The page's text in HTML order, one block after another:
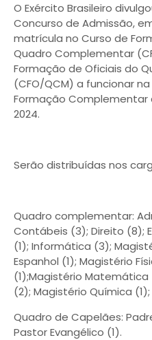
O Exército Brasileiro
Concurso de Admissão,
matrícula no Curso de
Quadro Complementar
Formação de Oficiais do
(CFO/QCM) a funcionar
Formação Complementar
2024.
Serão distribuídas nos
Quadro complementar:
Contábeis (3); Direito (8);
(1); Informática (3);
Espanhol (1); Magistério
(1);Magistério
(2); Magistério Química
Quadro de Capelães:
Pastor Evangélico (1).